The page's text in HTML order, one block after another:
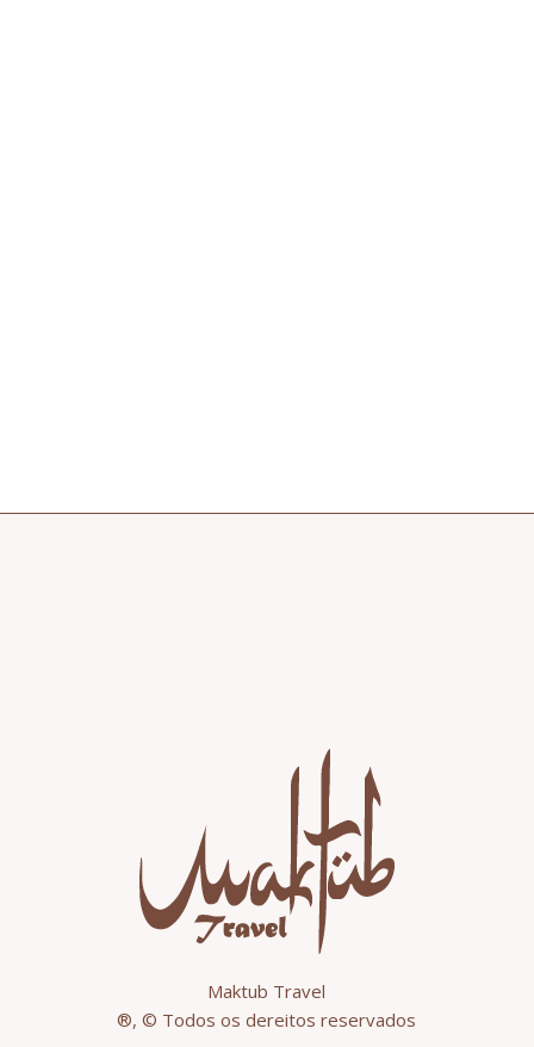
Maktub Travel
®, © Todos os dereitos reservados